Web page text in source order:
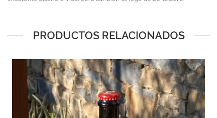
PRODUCTOS RELACIONADOS